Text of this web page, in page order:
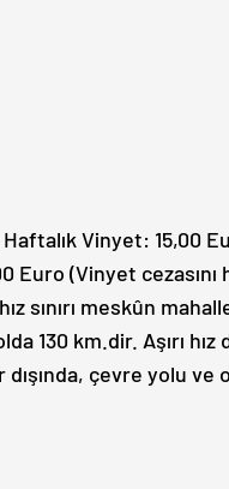
Vinyet: 15,00
Euro (Vinyet
sınırı meskûn
130 km.dir. Aşırı hız
dışında, çevre yolu ve